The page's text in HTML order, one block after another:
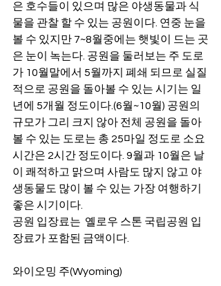
은 호수들이 있으며 많은 야생동물과 식
물을 관찰 할 수 있는 공원이다. 연중 눈을
볼 수 있지만 7~8월중에는 햇빛이 드는 곳
은 눈이 녹는다. 공원을 둘러보는 주 도로
가 10월말에서 5월까지 폐쇄 되므로 실질
적으로 공원을 돌아볼 수 있는 시기는 일
년에 5개월 정도이다.(6월~10월) 공원의
규모가 그리 크지 않아 전체 공원을 돌아
볼 수 있는 도로는 총 25마일 정도로 소요
시간은 2시간 정도이다. 9월과 10월은 날
이 쾌적하고 맑으며 사람도 많지 않고 야
생동물도 많이 볼 수 있는 가장 여행하기
좋은 시기이다.
공원 입장료는  옐로우 스톤 국립공원 입
장료가 포함된 금액이다.
와이오밍 주(Wyoming)